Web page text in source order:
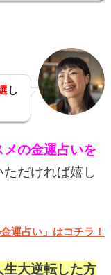
し
の金運占いを
だければ嬉し
運占い」はコチラ！
大逆転した方